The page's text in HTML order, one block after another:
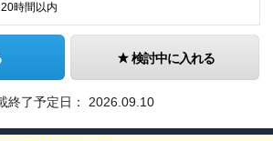
20時間以内
検討中に入れる
終了予定日： 2026.09.10